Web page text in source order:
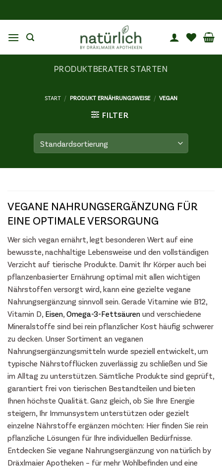
Inhalt
PRODUKTBERATER STARTEN
START / PRODUKT ERNÄHRUNGSWEISE / VEGAN
FILTER
VEGANE NAHRUNGSERGÄNZUNG FÜR
EINE OPTIMALE VERSORGUNG
Wer sich vegan ernährt, legt besonderen Wert auf eine
bewusste, nachhaltige Lebensweise und den vollständigen
Verzicht auf tierische Produkte. Damit Ihr Körper auch bei
pflanzenbasierter Ernährung optimal mit allen wichtigen
Nährstoffen versorgt wird, kann eine gezielte vegane
Nahrungsergänzung sinnvoll sein. Gerade Vitamine wie B12,
Vitamin D, Eisen, Omega-3-Fettsäuren und verschiedene
Mineralstoffe sind bei rein pflanzlicher Kost häufig schwerer
zu decken. Unser Sortiment an veganen
Nahrungsergänzungsmitteln wurde speziell entwickelt, um
typische Nährstofflücken zuverlässig zu schließen und Sie
im Alltag zu unterstützen. Sämtliche Produkte sind geprüft,
garantiert frei von tierischen Bestandteilen und bieten
Ihnen höchste Qualität. Ganz gleich, ob Sie Ihre Energie
steigern, Ihr Immunsystem unterstützen oder gezielt
einzelne Nährstoffe ergänzen möchten: Hier finden Sie rein
pflanzliche Lösungen für Ihre individuellen Bedürfnisse.
Entdecken Sie vegane Nahrungsergänzung von natürlich by
Dräxlmaier Apotheken – für mehr Wohlbefinden und eine